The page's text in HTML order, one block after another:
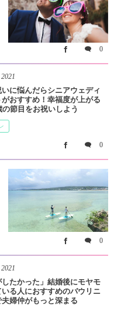
0
2021
に悩んだらシニアウェディ
おすすめ！幸福度が上がる
節目をお祝いしよう
0
0
2021
したかった」結婚後にモヤモ
いる人におすすめのバウリニ
婦仲がもっと深まる